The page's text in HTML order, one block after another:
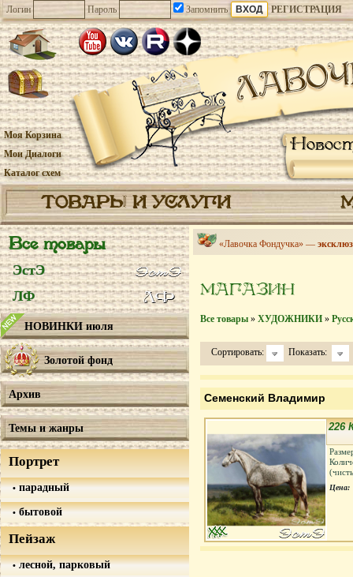
Логин Пароль Запомнить РЕГИСТРАЦИЯ
Моя Корзина
Мои Диалоги
Каталог схем
ТОВАРЫ И УСЛУГИ
Все товары
ЭстЭ
ЛФ
НОВИНКИ июля
Золотой фонд
Архив
Темы и жанры
Портрет
парадный
бытовой
Пейзаж
лесной, парковый
«Лавочка Фондучка» —
МАГАЗИН
Все товары » ХУДОЖНИКИ »
Сортировать: Показать:
Семенский Владимир
226
Цена: